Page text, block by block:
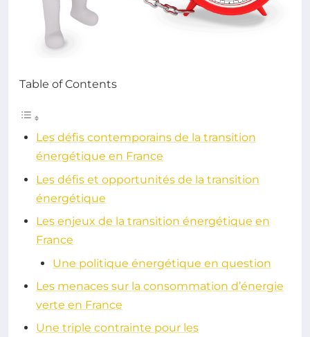
Table of Contents
Les défis contemporains de la transition
énergétique en France
Les défis et opportunités de la transition
énergétique
Les enjeux de la transition énergétique en
France
Une politique énergétique en question
Les menaces sur la consommation d’énergie
verte en France
Une triple contrainte pour les